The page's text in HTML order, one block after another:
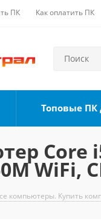
ПК Как оплатить ПК
Топовые ПК
Core i5
WiFi,
компьютеры. Купить